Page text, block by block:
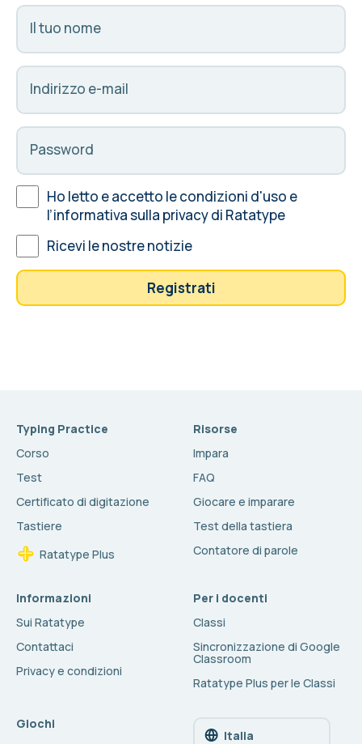
Il tuo nome
Indirizzo e-mail
Password
Ho letto e accetto lecondizioni d'uso e
l’informativa sulla privacydi Ratatype
Ricevi le nostre notizie
Registrati
Typing Practice
Corso
Test
Certificato di digitazione
Tastiere
Ratatype Plus
Risorse
Impara
FAQ
Giocare e imparare
Test della tastiera
Contatore di parole
Informazioni
Sui Ratatype
Contattaci
Privacy e condizioni
Per i docenti
Classi
Sincronizzazione di Google
Classroom
Ratatype Plus per le Classi
Giochi
Italia